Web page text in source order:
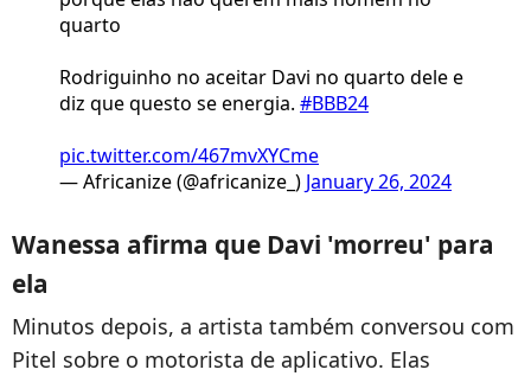
quarto
Rodriguinho no aceitar Davi no quarto dele e
diz que questo se energia. #BBB24
pic.twitter.com/467mvXYCme
— Africanize (@africanize_) January 26, 2024
Wanessa afirma que Davi 'morreu' para
ela
Minutos depois, a artista também conversou com
Pitel sobre o motorista de aplicativo. Elas